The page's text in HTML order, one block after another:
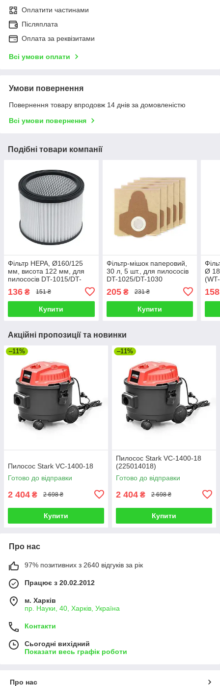
Оплатити частинами
Післяплата
Оплата за реквізитами
Всі умови оплати
Умови повернення
Повернення товару впродовж 14 днів за домовленістю
Всі умови повернення
Подібні товари компанії
Фільтр HEPA, Ø160/125
мм, висота 122 мм, для
пилососів DT-1015/DT-
INTERTOOL DT-1026
136 ₴ 151 ₴
Купити
Фільтр-мішок паперовий,
30 л, 5 шт., для пилососів
DT-1025/DT-1030
205₴ 231 ₴
Купити
Ø
158
Акційні пропозиції та новинки
–11%
Пилосос Stark VC-1400-18
Готово до відправки
2 404 ₴ 2 698 ₴
Купити
–11%
Пилосос Stark VC-1400-18
(225014018)
Готово до відправки
2 404 ₴ 2 698 ₴
Купити
Про нас
97% позитивних з 2640 відгуків за рік
Працює з 20.02.2012
м. Харків
пр. Науки, 40, Харків, Україна
Контакти
Сьогодні вихідний
Показати весь графік роботи
Про нас